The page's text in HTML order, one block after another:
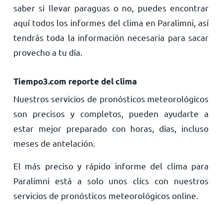
saber si llevar paraguas o no, puedes encontrar
aquí todos los informes del clima en Paralimni, así
tendrás toda la información necesaria para sacar
provecho a tu día.
Tiempo3.com reporte del clima
Nuestros servicios de pronósticos meteorológicos
son precisos y completos, pueden ayudarte a
estar mejor preparado con horas, días, incluso
meses de antelación.
El más preciso y rápido informe del clima para
Paralimni está a solo unos clics con nuestros
servicios de pronósticos meteorológicos online.